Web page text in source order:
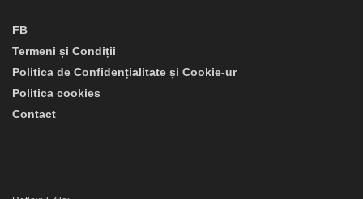
FB
Termeni și Condiții
Politica de Confidențialitate și Cookie-ur
Politica cookies
Contact